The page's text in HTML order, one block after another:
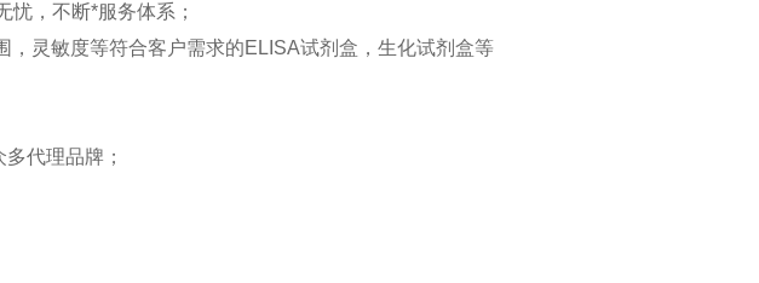
，不断*服务体系；
灵敏度等符合客户需求的ELISA试剂盒，生化试剂盒等
代理品牌；